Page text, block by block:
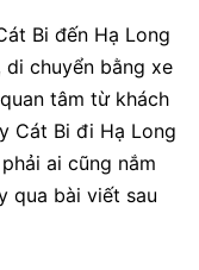
Bi đến Hạ Long
di chuyển bằng xe
tâm từ khách
Cát Bi đi Hạ Long
ai cũng nắm
qua bài viết sau